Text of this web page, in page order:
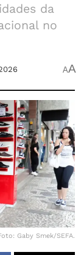
da
no
AA
Gaby Smek/SEFA.